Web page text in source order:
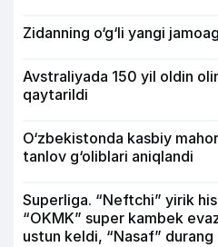
Zidanning o‘g‘li yangi
Avstraliyada 150 yil oldin
qaytarildi
O‘zbekistonda kasbiy
tanlov g‘oliblari aniqlandi
Superliga. “Neftchi” yirik
“OKMK” super kambek
ustun keldi, “Nasaf”